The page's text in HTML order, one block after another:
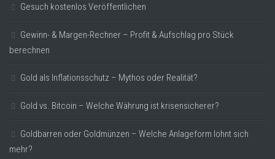
Gesuch kostenlos Veröffentlichen
Gewinn- & Margen-Rechner – Profit & Aufschlag pro Stück
berechnen
Gold als Inflationsschutz – Mythos oder Realität?
Gold vs. Bitcoin – Welche Währung ist krisensicherer?
Goldbarren oder Goldmünzen – Welche Anlageform lohnt sich
mehr?